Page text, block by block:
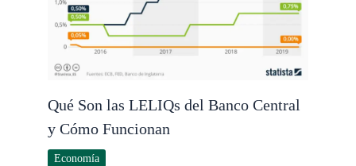
Qué Son las LELIQs del Banco Central
y Cómo Funcionan
Economía